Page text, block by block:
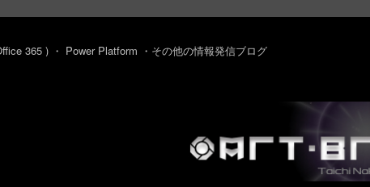
365 ) ・ Power Platform ・その他の情報発信ブログ